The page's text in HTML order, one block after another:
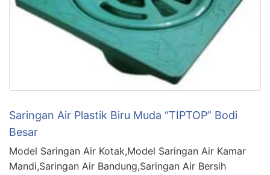
Saringan Air Plastik Biru Muda “TIPTOP” Bodi
Besar
Model Saringan Air Kotak,Model Saringan Air Kamar
Mandi,Saringan Air Bandung,Saringan Air Bersih